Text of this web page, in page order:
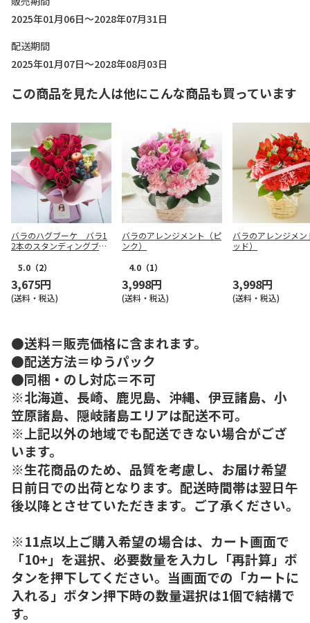
2025年01月06日～2028年07月31日
配送期間
2025年01月07日～2028年08月03日
この商品を見た人は他にこんな商品も買っています
バラのハグブーケ バラ1
2本のスタンディングブー
5.0 （2）
3,675円
(送料・税込)
バラのアレンジメント（ピ
ンク）
4.0 （1）
3,998円
(送料・税込)
バラのアレンジメン
ッド）
3,998円
(送料・税込)
●送料＝販売価格に含まれます。
●配送方法＝ゆうパック
●同梱・のし対応＝不可
※北海道、長崎、鹿児島、沖縄、伊豆諸島、小
笠原諸島、隠岐諸島エリアは配送不可。
※上記以外の地域でも配送できない場合がござ
います。
※生花商品のため、品質を考慮し、お届け希望
日前日での出荷となります。配送時間帯は翌日午
後以降とさせていただきます。ご了承ください。
※11点以上ご購入希望の場合は、カート画面で
「10+」を選択、必要数量を入力し「再計算」ボ
タンを押下してください。当画面での「カートに
入れる」ボタン押下時の数量選択は1個で結構で
す。